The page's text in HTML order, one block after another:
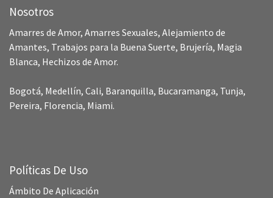
Nosotros
Amarres de Amor, Amarres Sexuales, Alejamiento de
Amantes, Trabajos para la Buena Suerte, Brujería, Magia
Blanca, Hechizos de Amor.
Bogotá, Medellín, Cali, Baranquilla, Bucaramanga, Tunja,
Pereira, Florencia, Miami.
Políticas De Uso
Ámbito De Aplicación